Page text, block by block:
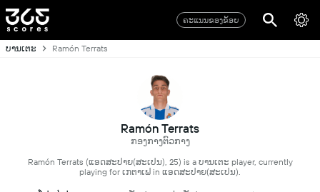
ຄະແນນຂອງຂ້ອຍ
ບານເຕະ Ramón Terrats
Ramón Terrats
ກອງກາງຕົວກາງ
Ramón Terrats (ແອດສະປາຍ​(ສະເປນ), 25) is a ບານເຕະ player, currently
playing for ເກຕາເຟ in ແອດສະປາຍ​(ສະເປນ).